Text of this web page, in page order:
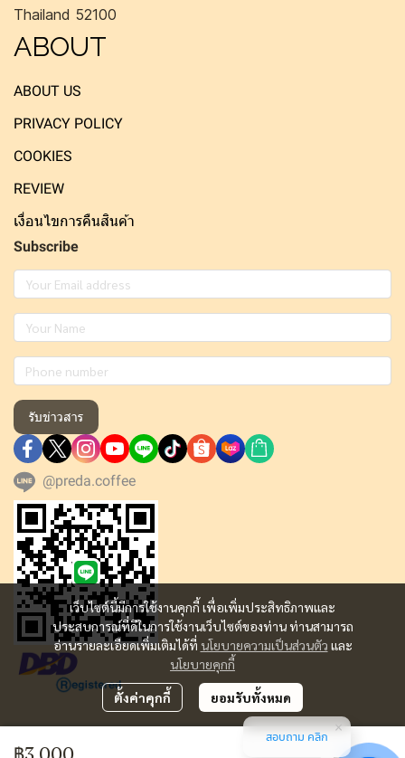
เว็บไซต์นี้มีการใช้งานคุกกี้ เพื่อเพิ่มประสิทธิภาพและ
ประสบการณ์ที่ดีในการใช้งานเว็บไซต์ของท่าน ท่านสามารถ
อ่านรายละเอียดเพิ่มเติมได้ที่ นโยบายความเป็นส่วนตัว และ
นโยบายคุกกี้
ตั้งค่าคุกกี้ ยอมรับทั้งหมด
Thailand 52100
ABOUT
ABOUT US
PRIVACY POLICY
COOKIES
REVIEW
เงื่อนไขการคืนสินค้า
Subscribe
รับข่าวสาร
@preda.coffee
Copyright | All Rights Reserved | Powered by MWE
สอบถาม คลิก